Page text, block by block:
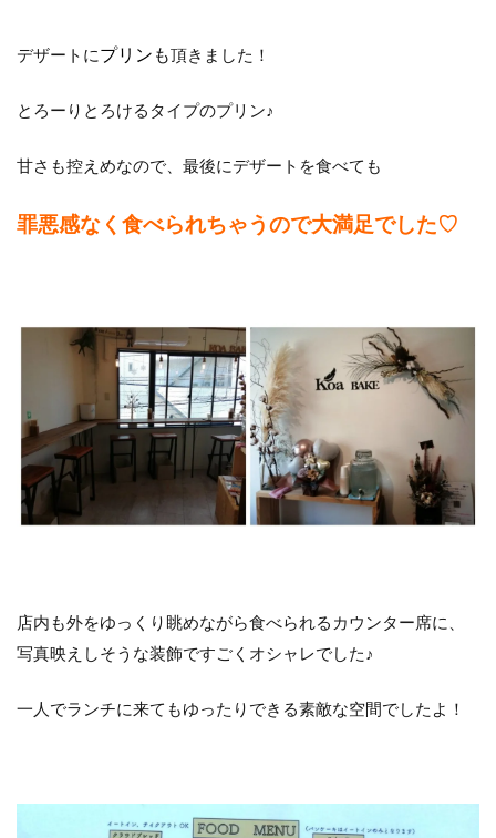
デザートにプリン も頂きました！
とろーりとろけるタイプのプリン♪
甘さも控えめなので、最後にデザートを食べても
罪悪感なく食べられちゃうので大満足でした♡
店内も外をゆっくり眺めながら食べられるカウンター席に、
写真映えしそうな装飾ですごくオシャレでした♪
一人でランチに来てもゆったりできる素敵な空間でしたよ！